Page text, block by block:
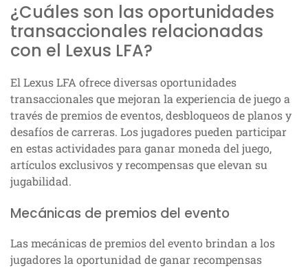
¿Cuáles son las oportunidades
transaccionales relacionadas
con el Lexus LFA?
El Lexus LFA ofrece diversas oportunidades
transaccionales que mejoran la experiencia de juego a
través de premios de eventos, desbloqueos de planos y
desafíos de carreras. Los jugadores pueden participar
en estas actividades para ganar moneda del juego,
artículos exclusivos y recompensas que elevan su
jugabilidad.
Mecánicas de premios del evento
Las mecánicas de premios del evento brindan a los
jugadores la oportunidad de ganar recompensas